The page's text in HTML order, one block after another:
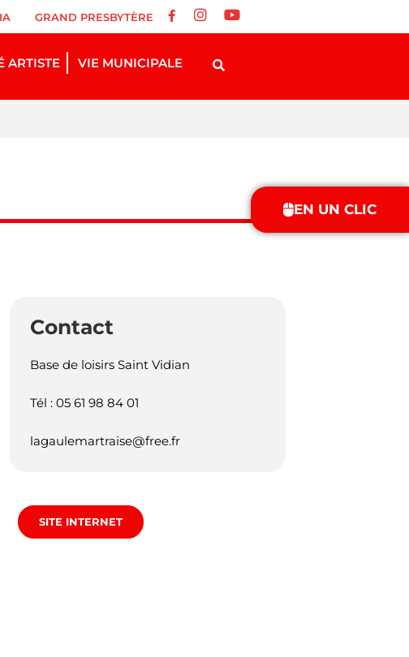
EN UN CLIC
GRAND PRESBYTÈRE
ARTISTE VIE MUNICIPALE
Contact
Base de loisirs Saint Vidian
Tél : 05 61 98 84 01
lagaulemartraise@free.fr
SITE INTERNET